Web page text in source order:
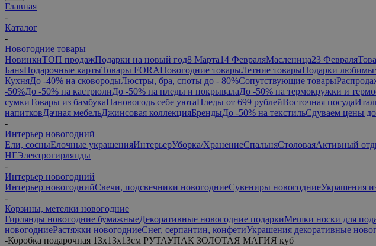
Главная
-
Каталог
-
Новогодние товары
НовинкиТОП продажПодарки на новый год8 Марта14 ФевраляМасленица23 Февраля
БаняПодарочные картыТовары FORAНовогодние товарыЛетние товарыПодарки
КухняДо -40% на сковородыЛюстры, бра, споты до - 80%Сопутствующие товары
-50%До -50% на кастрюлиДо -50% на пледы и покрывалаДо -50% на термокружки и
сумкиТовары из бамбукаНановогодь себе уютаПледы от 699 рублейВосточная посуда
напитковДачная мебельДжинсовая коллекцияБрендыДо -50% на текстильСдуваем цены
-
Интерьер новогодний
Ели, сосныЕлочные украшенияИнтерьерУборка/ХранениеСпальняСтоловаяАктивный
НГЭлектрогирлянды
-
Интерьер новогодний
Интерьер новогоднийСвечи, подсвечники новогодниеСувениры новогодниеУкрашения
-
Корзины, метелки новогодние
Гирлянды новогодние бумажныеДекоративные новогодние подаркиМешки носки для
новогодниеРастяжки новогодниеСнег, серпантин, конфетиУкрашения декоративные
-Коробка подарочная 13x13x13см РУТАУПАК ЗОЛОТАЯ МАГИЯ куб